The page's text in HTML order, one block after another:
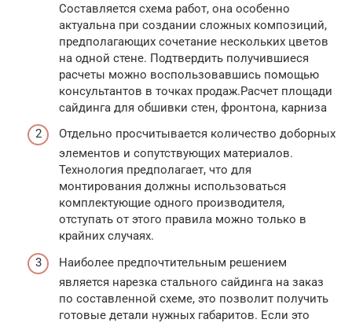
Составляется схема работ, она особенно
актуальна при создании сложных композиций,
предполагающих сочетание нескольких цветов
на одной стене. Подтвердить получившиеся
расчеты можно воспользовавшись помощью
консультантов в точках продаж.Расчет площади
сайдинга для обшивки стен, фронтона, карниза
Отдельно просчитывается количество доборных
элементов и сопутствующих материалов.
Технология предполагает, что для
монтирования должны использоваться
комплектующие одного производителя,
отступать от этого правила можно только в
крайних случаях.
Наиболее предпочтительным решением
является нарезка стального сайдинга на заказ
по составленной схеме, это позволит получить
готовые детали нужных габаритов. Если это